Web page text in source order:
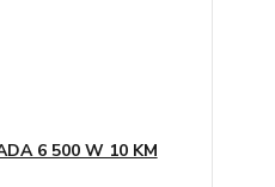
6 500 W 10 KM